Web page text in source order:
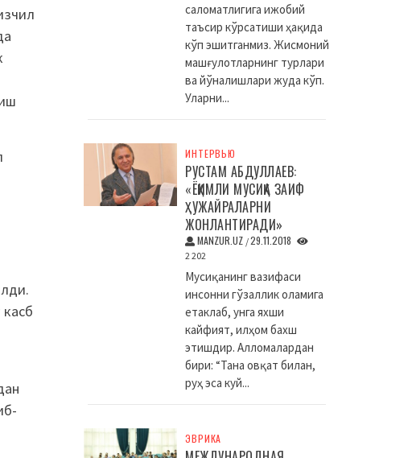
саломатлигига ижобий
таъсир кўрсатиши ҳақида
кўп эшитганмиз. Жисмоний
машғулотларнинг турлари
ва йўналишлари жуда кўп.
Уларни...
ИНТЕРВЬЮ
РУСТАМ АБДУЛЛАЕВ:
«ЁҚИМЛИ МУСИҚА ЗАИФ
ҲУЖАЙРАЛАРНИ
ЖОНЛАНТИРАДИ»
MANZUR.UZ /29.11.2018
2 202
Мусиқанинг вазифаси
инсонни гўзаллик оламига
етаклаб, унга яхши
кайфият, илҳом бахш
этишдир. Алломалардан
бири: “Тана овқат билан,
руҳ эса куй...
ЭВРИКА